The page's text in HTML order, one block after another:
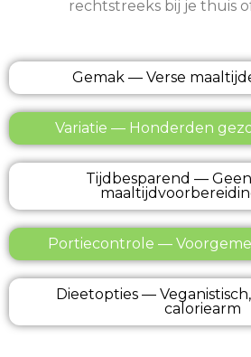
rechtstreeks bij je thuis
Gemak — Verse
Variatie — Honderden
Tijdbesparend —
Portiecontrole —
Dieetopties —
caloriearm